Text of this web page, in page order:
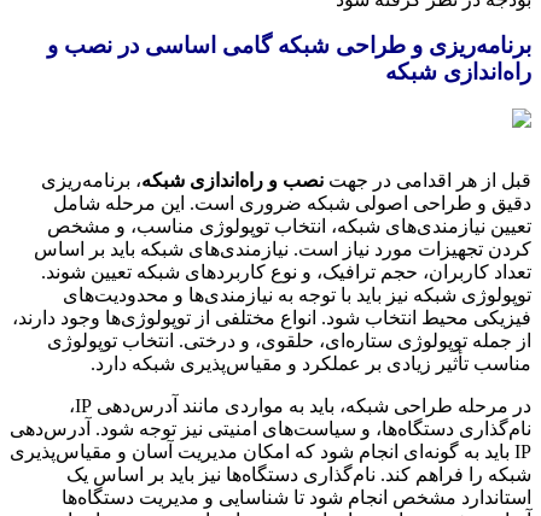
برنامه‌ریزی و طراحی شبکه گامی اساسی در نصب و
راه‌اندازی شبکه
قبل از هر اقدامی در جهت نصب و راه‌اندازی شبکه، برنامه‌ریزی
دقیق و طراحی اصولی شبکه ضروری است. این مرحله شامل
تعیین نیازمندی‌های شبکه، انتخاب توپولوژی مناسب، و مشخص
کردن تجهیزات مورد نیاز است. نیازمندی‌های شبکه باید بر اساس
تعداد کاربران، حجم ترافیک، و نوع کاربردهای شبکه تعیین شوند.
توپولوژی شبکه نیز باید با توجه به نیازمندی‌ها و محدودیت‌های
فیزیکی محیط انتخاب شود. انواع مختلفی از توپولوژی‌ها وجود دارند،
از جمله توپولوژی ستاره‌ای، حلقوی، و درختی. انتخاب توپولوژی
مناسب تأثیر زیادی بر عملکرد و مقیاس‌پذیری شبکه دارد.
در مرحله طراحی شبکه، باید به مواردی مانند آدرس‌دهی IP،
نام‌گذاری دستگاه‌ها، و سیاست‌های امنیتی نیز توجه شود. آدرس‌دهی
IP باید به گونه‌ای انجام شود که امکان مدیریت آسان و مقیاس‌پذیری
شبکه را فراهم کند. نام‌گذاری دستگاه‌ها نیز باید بر اساس یک
استاندارد مشخص انجام شود تا شناسایی و مدیریت دستگاه‌ها